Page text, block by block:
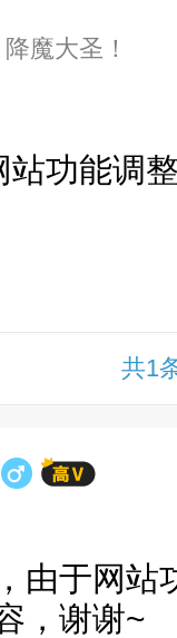
魔大圣！
功能调
共1
由于网站
，谢谢~